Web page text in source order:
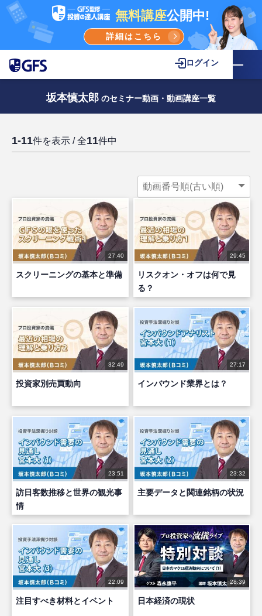
無料講座公開中!
詳細はこちら
ログイン
坂本慎太郎 のセミナー動画・動画講座一覧
1-11件を表示 / 全11件中
27:40
スクリーニングの基本と準備
29:45
リスクオン・オフは何で見
る？
32:49
投資家別売買動向
27:17
インバウンド業界とは？
23:51
訪日客数推移と世界の観光事
情
23:32
主要データと関連銘柄の状況
22:09
注目すべき材料とイベント
28:39
日本経済の現状